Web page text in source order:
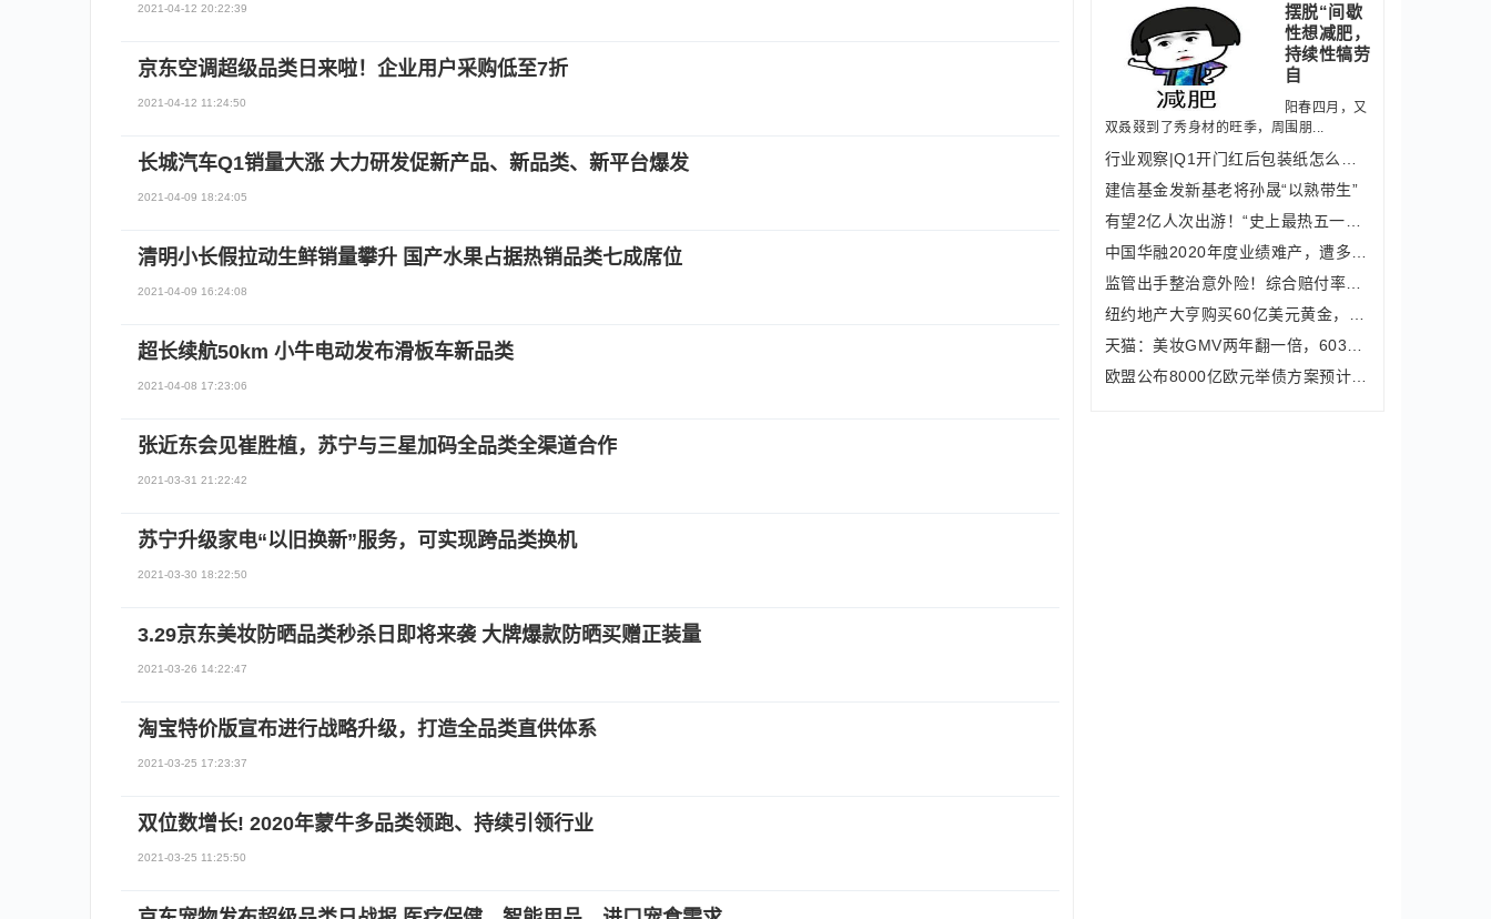
2021-04-12 20:22:39
京东空调超级品类日来啦！企业用户采购低至7折
2021-04-12 11:24:50
长城汽车Q1销量大涨 大力研发促新产品、新品类、新平台爆发
2021-04-09 18:24:05
清明小长假拉动生鲜销量攀升 国产水果占据热销品类七成席位
2021-04-09 16:24:08
超长续航50km 小牛电动发布滑板车新品类
2021-04-08 17:23:06
张近东会见崔胜植，苏宁与三星加码全品类全渠道合作
2021-03-31 21:22:42
苏宁升级家电“以旧换新”服务，可实现跨品类换机
2021-03-30 18:22:50
3.29京东美妆防晒品类秒杀日即将来袭 大牌爆款防晒买赠正装量
2021-03-26 14:22:47
淘宝特价版宣布进行战略升级，打造全品类直供体系
2021-03-25 17:23:37
双位数增长! 2020年蒙牛多品类领跑、持续引领行业
2021-03-25 11:25:50
摆脱“间歇
性想减肥，
持续性犒劳
自
阳春四月，又
双叒叕到了秀身材的旺季，周围朋...
建信基金发新基老将孙晟“以熟带生”